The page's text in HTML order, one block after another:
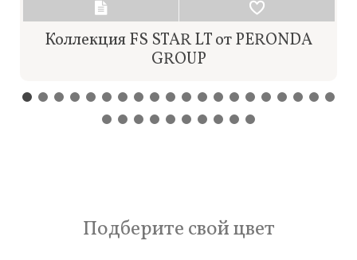
Коллекция FS STAR LT от PERONDA
GROUP
Подберите свой цвет